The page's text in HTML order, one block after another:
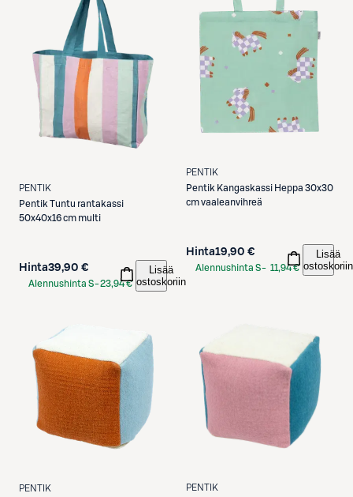
PENTIK
Pentik Tuntu rantakassi
50x40x16 cm multi
Hinta39,90 €
Alennushinta S-23,94 €
Lisää
ostoskoriin
PENTIK
Pentik Kangaskassi Heppa 30x30
cm vaaleanvihreä
Hinta19,90 €
Alennushinta S- 11,94 €
Lisää
ostoskoriin
PENTIK
PENTIK